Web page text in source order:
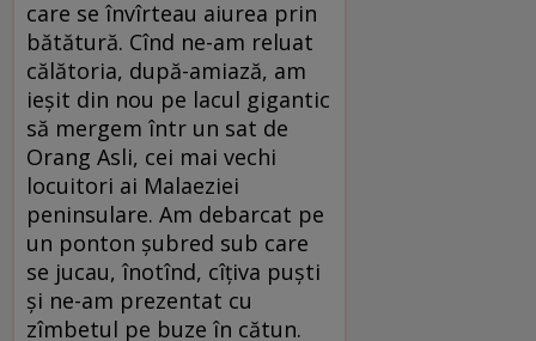
care se învîrteau aiurea prin
bătătură. Cînd ne-am reluat
călătoria, după-amiază, am
ieșit din nou pe lacul gigantic
să mergem într un sat de
Orang Asli, cei mai vechi
locuitori ai Malaeziei
peninsulare. Am debarcat pe
un ponton șubred sub care
se jucau, înotînd, cîțiva puști
și ne-am prezentat cu
zîmbetul pe buze în cătun.